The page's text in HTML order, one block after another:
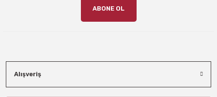
ABONE OL
Alışveriş